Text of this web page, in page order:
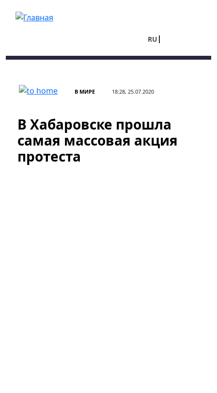
RU
В МИРЕ 18:28, 25.07.2020
В Хабаровске прошла
самая массовая акция
протеста